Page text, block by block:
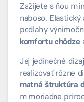
Zažijete s ňou
naboso.
podlahy
komfortu chôdze
Jej jedinečné
realizovať rôzne
matná štruktúra
mimoriadne